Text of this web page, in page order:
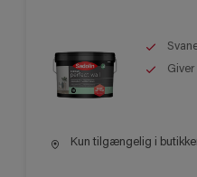
Kun tilgængelig i